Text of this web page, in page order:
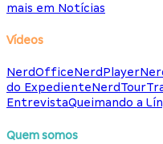
mais em Notícias
Vídeos
NerdOfficeNerdPlayer
do ExpedienteNerdTour
EntrevistaQueimando a
Quem somos